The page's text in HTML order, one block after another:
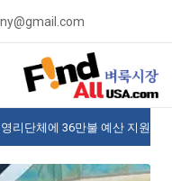
리단체에 36만불 예산 지원